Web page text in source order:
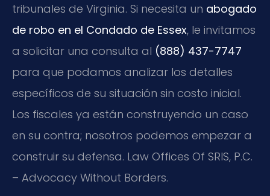
tribunales de Virginia. Si necesita un abogado
de robo en el Condado de Essex, le invitamos
a solicitar una consulta al (888) 437-7747
para que podamos analizar los detalles
específicos de su situación sin costo inicial.
Los fiscales ya están construyendo un caso
en su contra; nosotros podemos empezar a
construir su defensa. Law Offices Of SRIS, P.C.
– Advocacy Without Borders.